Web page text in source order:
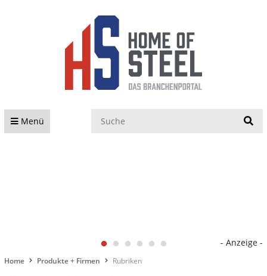
Menü
- Anzeige -
Home Produkte + Firmen Rubriken